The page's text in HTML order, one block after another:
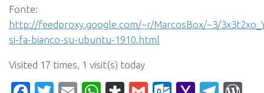
Fonte:
http://feedproxy.google.com/~r/MarcosBox/~3/
si-fa-bianco-su-ubuntu-1910.html
Visited 17 times, 1 visit(s) today